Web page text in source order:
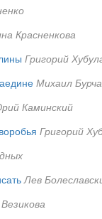
Красненкова
Григорий
Михаил
Каминский
Григорий
Лев